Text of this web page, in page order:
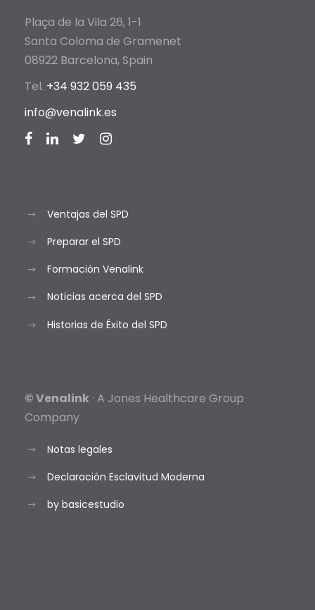
Plaça de la Vila 26, 1-1
Santa Coloma de Gramenet
08922 Barcelona, Spain
Tel. +34 932 059 435
info@venalink.es
Ventajas del SPD
Preparar el SPD
Formación Venalink
Noticias acerca del SPD
Historias de Éxito del SPD
© Venalink · A Jones Healthcare Group
Company
Notas legales
Declaración Esclavitud Moderna
by basicestudio